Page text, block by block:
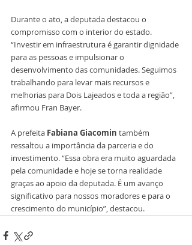
Durante o ato, a deputada destacou o
compromisso com o interior do estado.
“Investir em infraestrutura é garantir dignidade
para as pessoas e impulsionar o
desenvolvimento das comunidades. Seguimos
trabalhando para levar mais recursos e
melhorias para Dois Lajeados e toda a região”,
afirmou Fran Bayer.
A prefeita Fabiana Giacomin também
ressaltou a importância da parceria e do
investimento. “Essa obra era muito aguardada
pela comunidade e hoje se torna realidade
graças ao apoio da deputada. É um avanço
significativo para nossos moradores e para o
crescimento do município”, destacou.